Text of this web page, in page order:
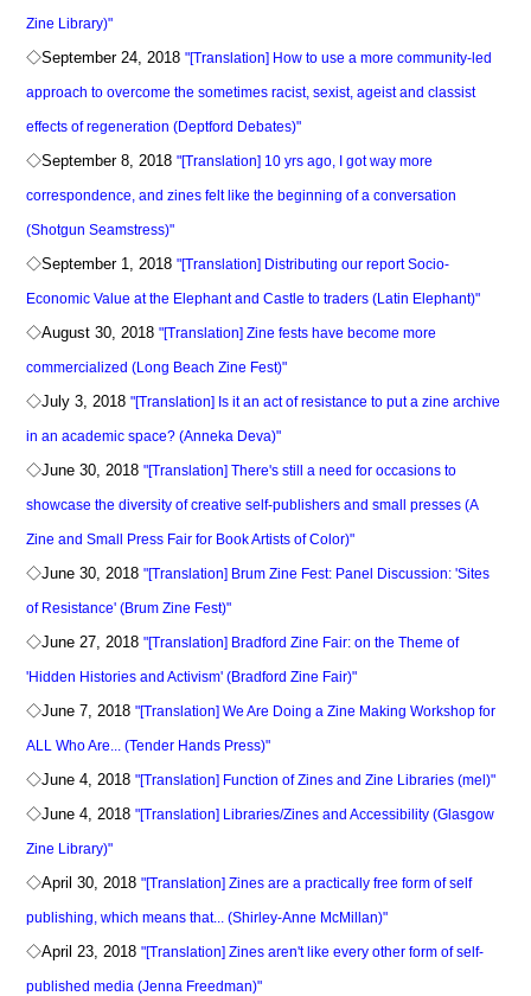
Zine Library)"
◇September 24, 2018"[Translation] How to use a more community-led
approach to overcome the sometimes racist, sexist, ageist and classist
effects of regeneration (Deptford Debates)"
◇September 8, 2018"[Translation] 10 yrs ago, I got way more
correspondence, and zines felt like the beginning of a conversation
(Shotgun Seamstress)"
◇September 1, 2018"[Translation] Distributing our report Socio-
Economic Value at the Elephant and Castle to traders (Latin Elephant)"
◇August 30, 2018"[Translation] Zine fests have become more
commercialized (Long Beach Zine Fest)"
◇July 3, 2018"[Translation] Is it an act of resistance to put a zine archive
in an academic space? (Anneka Deva)"
◇June 30, 2018"[Translation] There's still a need for occasions to
showcase the diversity of creative self-publishers and small presses (A
Zine and Small Press Fair for Book Artists of Color)"
◇June 30, 2018"[Translation] Brum Zine Fest: Panel Discussion: 'Sites
of Resistance' (Brum Zine Fest)"
◇June 27, 2018"[Translation] Bradford Zine Fair: on the Theme of
'Hidden Histories and Activism' (Bradford Zine Fair)"
◇June 7, 2018"[Translation] We Are Doing a Zine Making Workshop for
ALL Who Are... (Tender Hands Press)"
◇June 4, 2018"[Translation] Function of Zines and Zine Libraries (mel)"
◇June 4, 2018"[Translation] Libraries/Zines and Accessibility (Glasgow
Zine Library)"
◇April 30, 2018"[Translation] Zines are a practically free form of self
publishing, which means that... (Shirley-Anne McMillan)"
◇April 23, 2018"[Translation] Zines aren't like every other form of self-
published media (Jenna Freedman)"